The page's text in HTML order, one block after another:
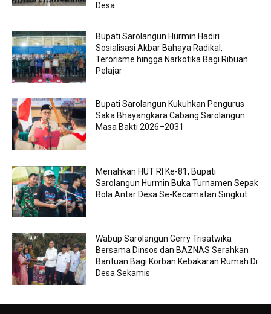
Desa
Bupati Sarolangun Hurmin Hadiri
Sosialisasi Akbar Bahaya Radikal,
Terorisme hingga Narkotika Bagi Ribuan
Pelajar
Bupati Sarolangun Kukuhkan Pengurus
Saka Bhayangkara Cabang Sarolangun
Masa Bakti 2026–2031
Meriahkan HUT RI Ke-81, Bupati
Sarolangun Hurmin Buka Turnamen Sepak
Bola Antar Desa Se-Kecamatan Singkut
Wabup Sarolangun Gerry Trisatwika
Bersama Dinsos dan BAZNAS Serahkan
Bantuan Bagi Korban Kebakaran Rumah Di
Desa Sekamis